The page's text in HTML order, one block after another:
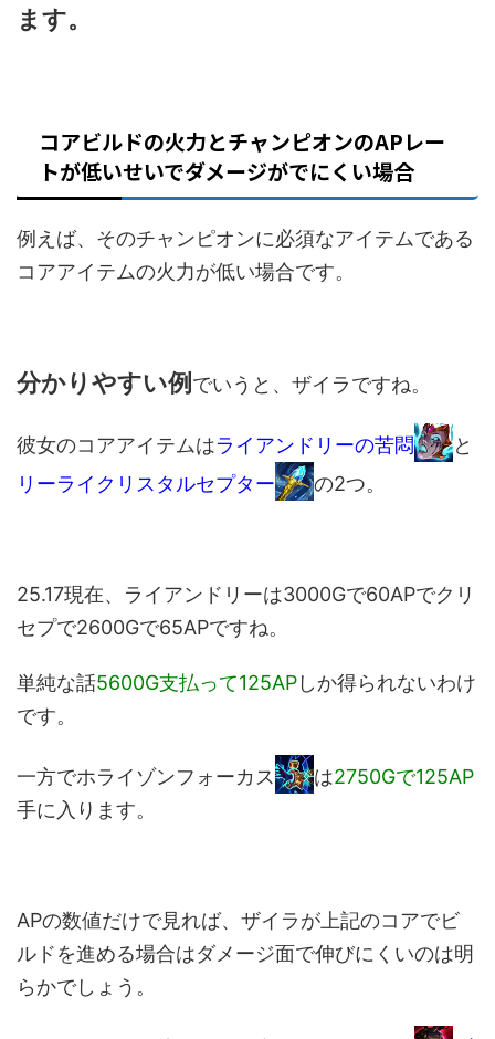
ます。
コアビルドの火力とチャンピオンのAPレー
トが低いせいでダメージがでにくい場合
例えば、そのチャンピオンに必須なアイテムである
コアアイテムの火力が低い場合です。
分かりやすい例 でいうと、ザイラですね。
彼女のコアアイテムはライアンドリーの苦悶
と
リーライクリスタルセプター
の2つ。
25.17現在、ライアンドリーは3000Gで60APでクリ
セプで2600Gで65APですね。
単純な話5600G支払って125APしか得られないわけ
です。
一方でホライゾンフォーカス は2750Gで125AP
手に入ります。
APの数値だけで見れば、ザイラが上記のコアでビ
ルドを進める場合はダメージ面で伸びにくいのは明
らかでしょう。